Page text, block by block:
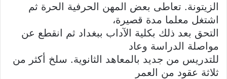
الزيتونة. تعاطى بعض المهن الحرفية الحرة ثم
اشتغل معلما مدة قصيرة،
التحق بعد ذلك بكلية الآداب ببغداد ثم انقطع عن
مواصلة الدراسة وعاد
للتدريس من جديد بالمعاهد الثانوية. سلخ أكثر من
ثلاثة عقود من العمر